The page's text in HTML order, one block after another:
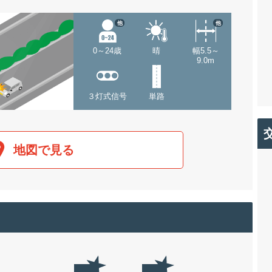
0～24歳
他
晴
幅5.5～
9.0m
他
３灯式信号 単路
地図で見る